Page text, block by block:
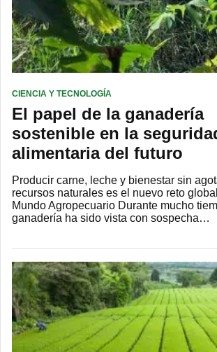
CIENCIA Y TECNOLOGÍA
El papel de la ganadería
sostenible en la
alimentaria del futuro
Producir carne, leche y bienestar sin
recursos naturales es el nuevo reto
Mundo Agropecuario Durante mucho
ganadería ha sido vista con sospecha…